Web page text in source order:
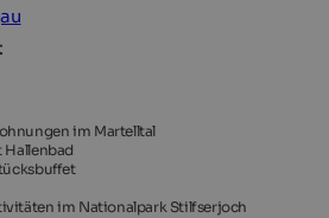
im Martelltal
Hallenbad
im Nationalpark Stilfserjoch